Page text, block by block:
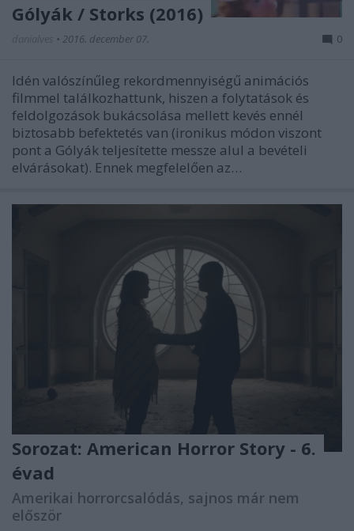
Gólyák / Storks (2016)
• 2016. december 07. 0
Idén valószínűleg rekordmennyiségű animációs
filmmel találkozhattunk, hiszen a folytatások és
feldolgozások bukácsolása mellett kevés ennél
biztosabb befektetés van (ironikus módon viszont
pont a Gólyák teljesítette messze alul a bevételi
elvárásokat). Ennek megfelelően az…
Sorozat: American Horror Story - 6.
évad
Amerikai horrorcsalódás, sajnos már nem
először